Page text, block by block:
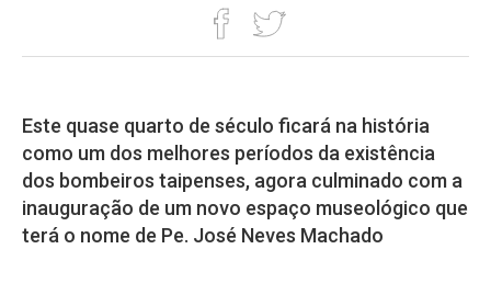
Este quase quarto de século ficará na história
como um dos melhores períodos da existência
dos bombeiros taipenses, agora culminado com a
inauguração de um novo espaço museológico que
terá o nome de Pe. José Neves Machado